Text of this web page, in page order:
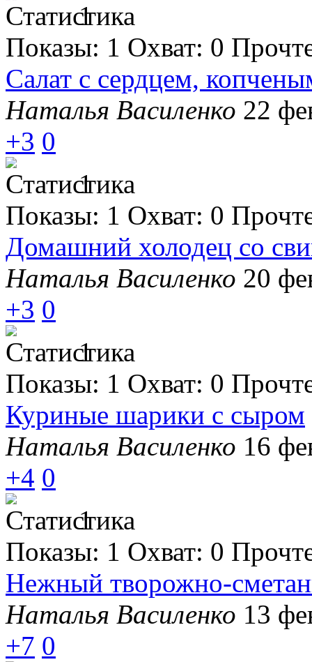
1
Показы: 1 Охват: 0
Салат с сердцем,
Наталья Василенко 22
+3 0
1
Показы: 1 Охват: 0
Домашний холодец со
Наталья Василенко 20
+3 0
1
Показы: 1 Охват: 0
Куриные шарики с сыром
Наталья Василенко 16
+4 0
1
Показы: 1 Охват: 0
Нежный творожно-
Наталья Василенко 13
+7 0